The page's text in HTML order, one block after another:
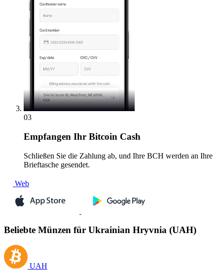
03
Empfangen Ihr Bitcoin Cash
Schließen Sie die Zahlung ab, und Ihre BCH werden an Ihre
Brieftasche gesendet.
Web
Beliebte Münzen für Ukrainian Hryvnia (UAH)
UAH